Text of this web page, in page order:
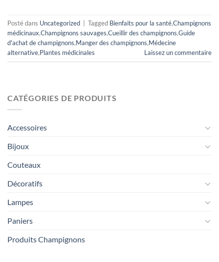
Posté dans Uncategorized Tagged Bienfaits pour la santé,Champignons
médicinaux,Champignons sauvages,Cueillir des champignons,Guide
d'achat de champignons,Manger des champignons,Médecine
alternative,Plantes médicinales Laissez un commentaire
CATÉGORIES DE PRODUITS
Accessoires
Bijoux
Couteaux
Décoratifs
Lampes
Paniers
Produits Champignons